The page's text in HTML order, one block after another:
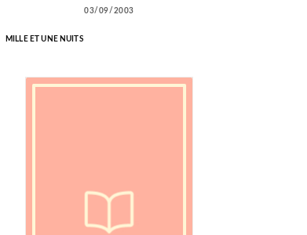
03/09/2003
MILLE ET UNE NUITS